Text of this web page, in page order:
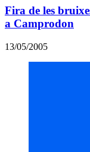
Fira de les
a Camprodon
13/05/2005